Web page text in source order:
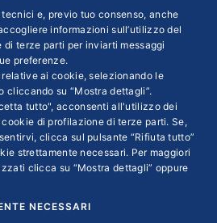
CIOCCI 7 Giugno 2024
e il 27 giugno con i due
dalle Aree Politiche
e regionali, Diritto
Fra gli aspetti che
il funzionamento del
nonché i limiti e le
nell’ambito della
sugli aiuti di Stato
e, previo tuo consenso, anche
informazioni sull’utilizzo del
terze parti per inviarti messaggi
preferenze.
ai cookie, selezionando le
cliccando su “Mostra dettagli”.
tutto", acconsenti all'utilizzo dei
di profilazione di terze parti. Se,
clicca sul pulsante “Rifiuta tutto”
strettamente necessari. Per maggiori
clicca su “Mostra dettagli” oppure
NECESSARI